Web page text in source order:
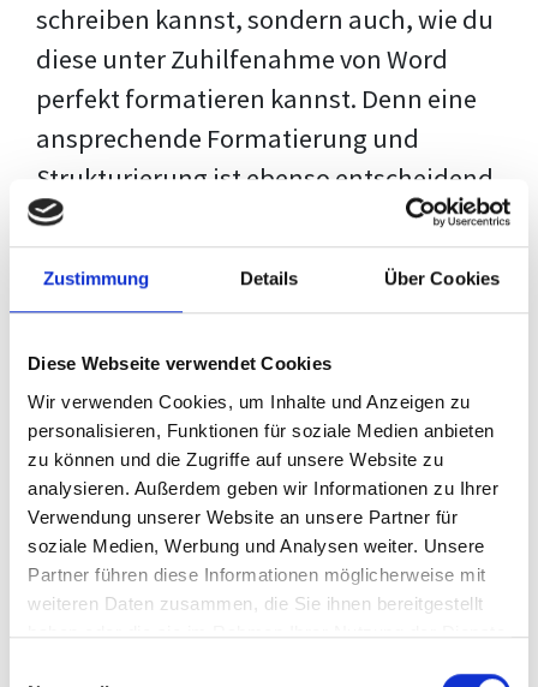
Zustimmung Details Über Cookies
Diese Webseite verwendet Cookies
Wir verwenden Cookies, um Inhalte und Anzeigen zu
personalisieren, Funktionen für soziale Medien anbieten
zu können und die Zugriffe auf unsere Website zu
analysieren. Außerdem geben wir Informationen zu Ihrer
Verwendung unserer Website an unsere Partner für
soziale Medien, Werbung und Analysen weiter. Unsere
Partner führen diese Informationen möglicherweise mit
weiteren Daten zusammen, die Sie ihnen bereitgestellt
haben oder die sie im Rahmen Ihrer Nutzung der Dienste
schreiben kannst, sondern auch, wie du
diese unter Zuhilfenahme von Word
perfekt formatieren kannst. Denn eine
ansprechende Formatierung und
Strukturierung ist ebenso entscheidend
wie der Inhalt selbst. Jeder Prüfer hat
eigene Erwartungen, und unsere
Schulung ist so konzipiert, dass sie dir
deiner individuellen Vorlage zeigt,
anstatt eine Einheitslösung zu bieten.
Der Prozess des wissenschaftlichen
Schreibens kann ohne das richtige
Wissen eine große Herausforderung
darstellen. Jedoch, ausgestattet mit
denTechniken und Strategiendieses
Kurses, wird die Formatierung deiner